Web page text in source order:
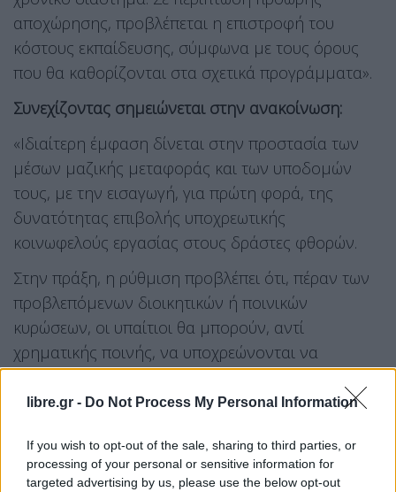
libre.gr - Do Not Process My Personal Information
If you wish to opt-out of the sale, sharing to third parties, or
processing of your personal or sensitive information for
targeted advertising by us, please use the below opt-out
αποχώρησης, προβλέπεται η επιστροφή του
κόστους εκπαίδευσης, σύμφωνα με τους όρους
που θα καθορίζονται στα σχετικά προγράμματα».
Συνεχίζοντας σημειώνεται στην ανακοίνωση:
«Ιδιαίτερη έμφαση δίνεται στην προστασία των
μέσων μαζικής μεταφοράς και των υποδομών
τους, με την εισαγωγή, για πρώτη φορά, της
δυνατότητας επιβολής υποχρεωτικής
κοινωφελούς εργασίας στους δράστες φθορών.
Στην πράξη, η ρύθμιση προβλέπει ότι, πέραν των
προβλεπόμενων διοικητικών ή ποινικών
κυρώσεων, οι υπαίτιοι θα μπορούν, αντί
χρηματικής ποινής, να υποχρεώνονται να
συμμετέχουν σε εργασίες αποκατάστασης των
ζημιών που προκάλεσαν, όπως καθαρισμοί,
μέσα και εγκαταστάσεις του παθόντα
συγκοινωνιακού φορέα.